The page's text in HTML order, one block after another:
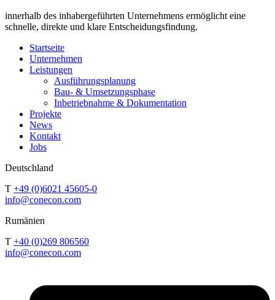
innerhalb des inhabergeführten Unternehmens ermöglicht eine
schnelle, direkte und klare Entscheidungsfindung.
Startseite
Unternehmen
Leistungen
Ausführungsplanung
Bau- & Umsetzungsphase
Inbetriebnahme & Dokumentation
Projekte
News
Kontakt
Jobs
Deutschland
T +49 (0)6021 45605-0
info@conecon.com
Rumänien
T +40 (0)269 806560
info@conecon.com